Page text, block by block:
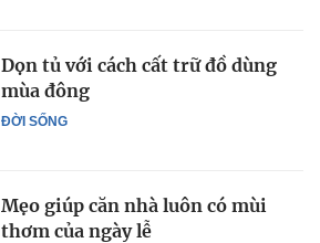
ĐỜI SỐNG
Dọn tủ với cách cất trữ đồ dùng
mùa đông
Mẹo giúp căn nhà luôn có mùi
thơm của ngày lễ